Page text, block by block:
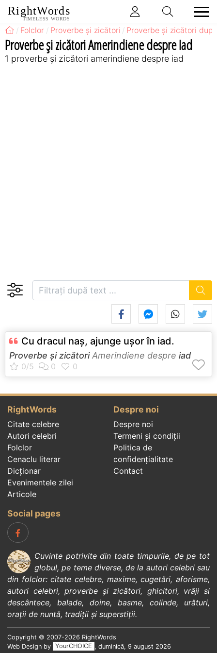
RightWords
TIMELESS WORDS
Folclor Proverbe și zicători Proverbe și zicători
Proverbe și zicători Amerindiene despre Iad
1 proverbe și zicători amerindiene despre iad
Cu dracul naş, ajunge uşor în iad.
Proverbe și zicătoriAmerindiene despre iad
RightWords
Citate celebre
Autori celebri
Folclor
Cenaclu literar
Dicționar
Evenimentele zilei
Articole
Despre noi
Despre noi
Termeni și condiții
Politica de
confidenţialitate
Contact
Social pages
Cuvinte potrivite din toate timpurile, de pe tot
globul, pe teme diverse, de la autori celebrisau
din folclor:citate celebre, maxime,cugetări,aforisme,
autori celebri,proverbe și zicători, ghicitori, vrăji si
descântece, balade, doine, basme, colinde, urături,
orații de nuntă, tradiții și superstiții.
Copyright © 2007-2026 RightWords
Web Design by
YourCHOICE , duminică, 9 august 2026